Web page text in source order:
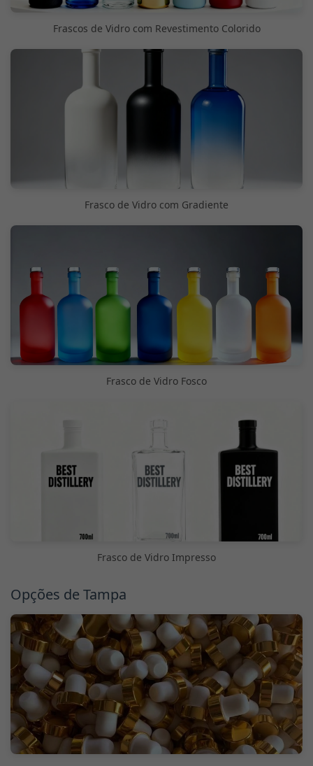
Frascos de Vidro com Revestimento Colorido
Frasco de Vidro com Gradiente
Frasco de Vidro Fosco
Frasco de Vidro Impresso
Opções de Tampa